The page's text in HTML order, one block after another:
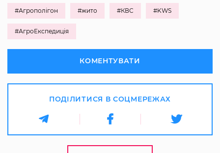
#Агрополігон #жито #КВС #KWS
#АгроЕкспедиція
КОМЕНТУВАТИ
ПОДІЛИТИСЯ В СОЦМЕРЕЖАХ